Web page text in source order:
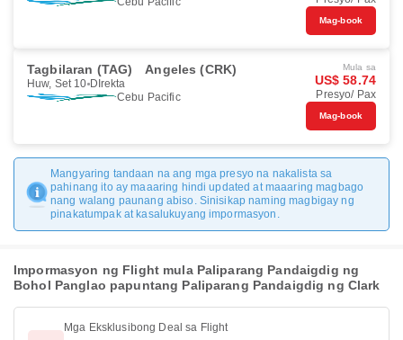
Mag-book
Tagbilaran (TAG) Angeles (CRK)
Huw, Set 10 DIrekta
Cebu Pacific
Mula sa
US$ 58.74
Presyo/ Pax
Mag-book
Mangyaring tandaan na ang mga presyo na nakalista sa
pahinang ito ay maaaring hindi updated at maaaring magbago
nang walang paunang abiso. Sinisikap naming magbigay ng
pinakatumpak at kasalukuyang impormasyon.
Impormasyon ng Flight mula Paliparang Pandaigdig ng
Bohol Panglao papuntang Paliparang Pandaigdig ng Clark
Mga Eksklusibong Deal sa Flight